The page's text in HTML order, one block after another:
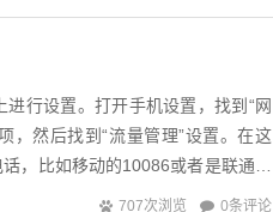
行设置。打开手机设置，找到“网
，然后找到“流量管理”设置。在这
，比如移动的10086或者是联通的
707次浏览 0条评论